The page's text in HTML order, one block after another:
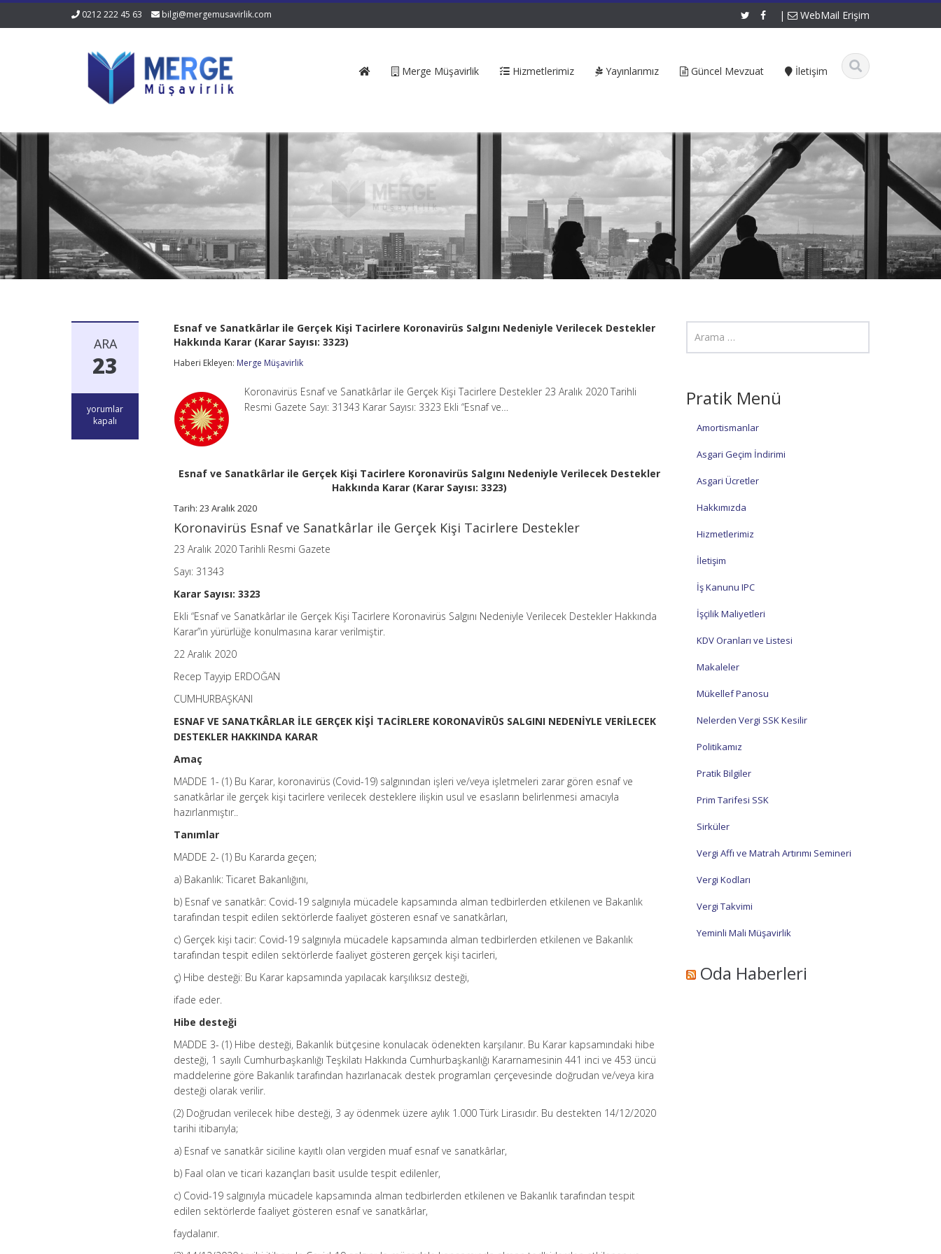
0212 222 45 63 bilgi@mergemusavirlik.com | WebMail Erişim
Merge Müşavirlik Hizmetlerimiz Yayınlarımız Güncel Mevzuat İletişim
ARA
23
Esnaf
yorumlar
kapalı
Esnaf ve Sanatkârlar ile Gerçek Kişi Tacirlere Koronavirüs Salgını Nedeniyle Verilecek Destekler
Hakkında Karar (Karar Sayısı: 3323)
Haberi Ekleyen: Merge Müşavirlik
Koronavirüs Esnaf ve Sanatkârlar ile Gerçek Kişi Tacirlere Destekler 23 Aralık 2020 Tarihli
Resmi Gazete Sayı: 31343 Karar Sayısı: 3323 Ekli “Esnaf ve…
Esnaf ve Sanatkârlar ile Gerçek Kişi Tacirlere Koronavirüs Salgını Nedeniyle Verilecek Destekler
Hakkında Karar (Karar Sayısı: 3323)
Tarih: 23 Aralık 2020
Koronavirüs Esnaf ve Sanatkârlar ile Gerçek Kişi Tacirlere Destekler
23 Aralık 2020 Tarihli Resmi Gazete
Sayı: 31343
Karar Sayısı: 3323
Ekli “Esnaf ve Sanatkârlar ile Gerçek Kişi Tacirlere Koronavirüs Salgını Nedeniyle Verilecek Destekler Hakkında
Karar”ın yürürlüğe konulmasına karar verilmiştir.
22 Aralık 2020
Recep Tayyip ERDOĞAN
CUMHURBAŞKANI
ESNAF VE SANATKÂRLAR İLE GERÇEK KİŞİ TACİRLERE KORONAVİRÜS SALGINI NEDENİYLE VERİLECEK
DESTEKLER HAKKINDA KARAR
Amaç
MADDE 1- (1) Bu Karar, koronavirüs (Covid-19) salgınından işleri ve/veya işletmeleri zarar gören esnaf ve
sanatkârlar ile gerçek kişi tacirlere verilecek desteklere ilişkin usul ve esasların belirlenmesi amacıyla
hazırlanmıştır..
Tanımlar
MADDE 2- (1) Bu Kararda geçen;
a) Bakanlık: Ticaret Bakanlığını,
b) Esnaf ve sanatkâr: Covid-19 salgınıyla mücadele kapsamında alman tedbirlerden etkilenen ve Bakanlık
tarafından tespit edilen sektörlerde faaliyet gösteren esnaf ve sanatkârları,
c) Gerçek kişi tacir: Covid-19 salgınıyla mücadele kapsamında alman tedbirlerden etkilenen ve Bakanlık
tarafından tespit edilen sektörlerde faaliyet gösteren gerçek kişi tacirleri,
ç) Hibe desteği: Bu Karar kapsamında yapılacak karşılıksız desteği,
ifade eder.
Hibe desteği
MADDE 3- (1) Hibe desteği, Bakanlık bütçesine konulacak ödenekten karşılanır. Bu Karar kapsamındaki hibe
desteği, 1 sayılı Cumhurbaşkanlığı Teşkilatı Hakkında Cumhurbaşkanlığı Kararnamesinin 441 inci ve 453 üncü
maddelerine göre Bakanlık tarafından hazırlanacak destek programları çerçevesinde doğrudan ve/veya kira
desteği olarak verilir.
(2) Doğrudan verilecek hibe desteği, 3 ay ödenmek üzere aylık 1.000 Türk Lirasıdır. Bu destekten 14/12/2020
tarihi itibarıyla;
a) Esnaf ve sanatkâr siciline kayıtlı olan vergiden muaf esnaf ve sanatkârlar,
b) Faal olan ve ticari kazançları basit usulde tespit edilenler,
c) Covid-19 salgınıyla mücadele kapsamında alman tedbirlerden etkilenen ve Bakanlık tarafından tespit
edilen sektörlerde faaliyet gösteren esnaf ve sanatkârlar,
faydalanır.
Pratik Menü
Amortismanlar
Asgari Geçim İndirimi
Asgari Ücretler
Hakkımızda
Hizmetlerimiz
İletişim
İş Kanunu IPC
İşçilik Maliyetleri
KDV Oranları ve Listesi
Makaleler
Mükellef Panosu
Nelerden Vergi SSK Kesilir
Politikamız
Pratik Bilgiler
Prim Tarifesi SSK
Sirküler
Vergi Affı ve Matrah Artırımı Semineri
Vergi Kodları
Vergi Takvimi
Yeminli Mali Müşavirlik
Oda Haberleri